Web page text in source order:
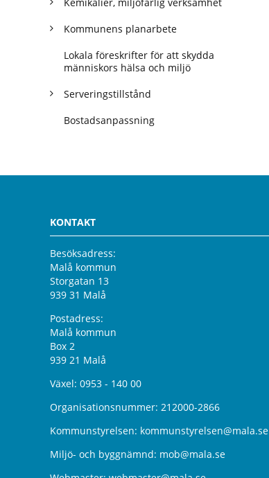
Kommunens planarbete
Lokala föreskrifter för att skydda
människors hälsa och miljö
Serveringstillstånd
Bostadsanpassning
KONTAKT
Besöksadress:
Malå kommun
Storgatan 13
939 31 Malå
Postadress:
Malå kommun
Box 2
939 21 Malå
Växel: 0953 - 140 00
Organisationsnummer: 212000-2866
Kommunstyrelsen: kommunstyrelsen@mala.se
Miljö- och byggnämnd: mob@mala.se